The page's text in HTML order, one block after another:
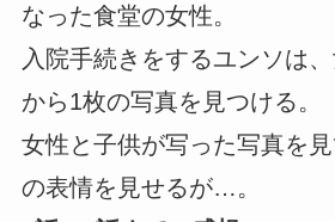
なった食堂の女性。
入院手続きをするユンソは
から1枚の写真を見つける。
女性と子供が写った写真を
の表情を見せるが…。